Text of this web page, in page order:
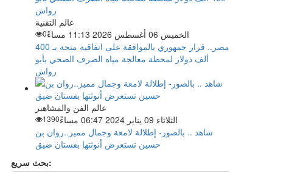
عالم التقنية
الخميس 06 أغسطس 2026 11:13 مساءً
0
مصر.. قرار جمهوري بالموافقة على اتفاقية منحة بـ 400
ألف دولار لمحطة معالجة مياه الصرف الصحي بأبو
رواش
عالم الفن والمشاهير
الثلاثاء 09 يناير 2024 06:47 مساءً
1390
شاهد .. بالصور- إطلالة لامعة وجمال مميز..روان بن
حسين تستعرض أنوثتها بفستان ضيق
بحث سريع: